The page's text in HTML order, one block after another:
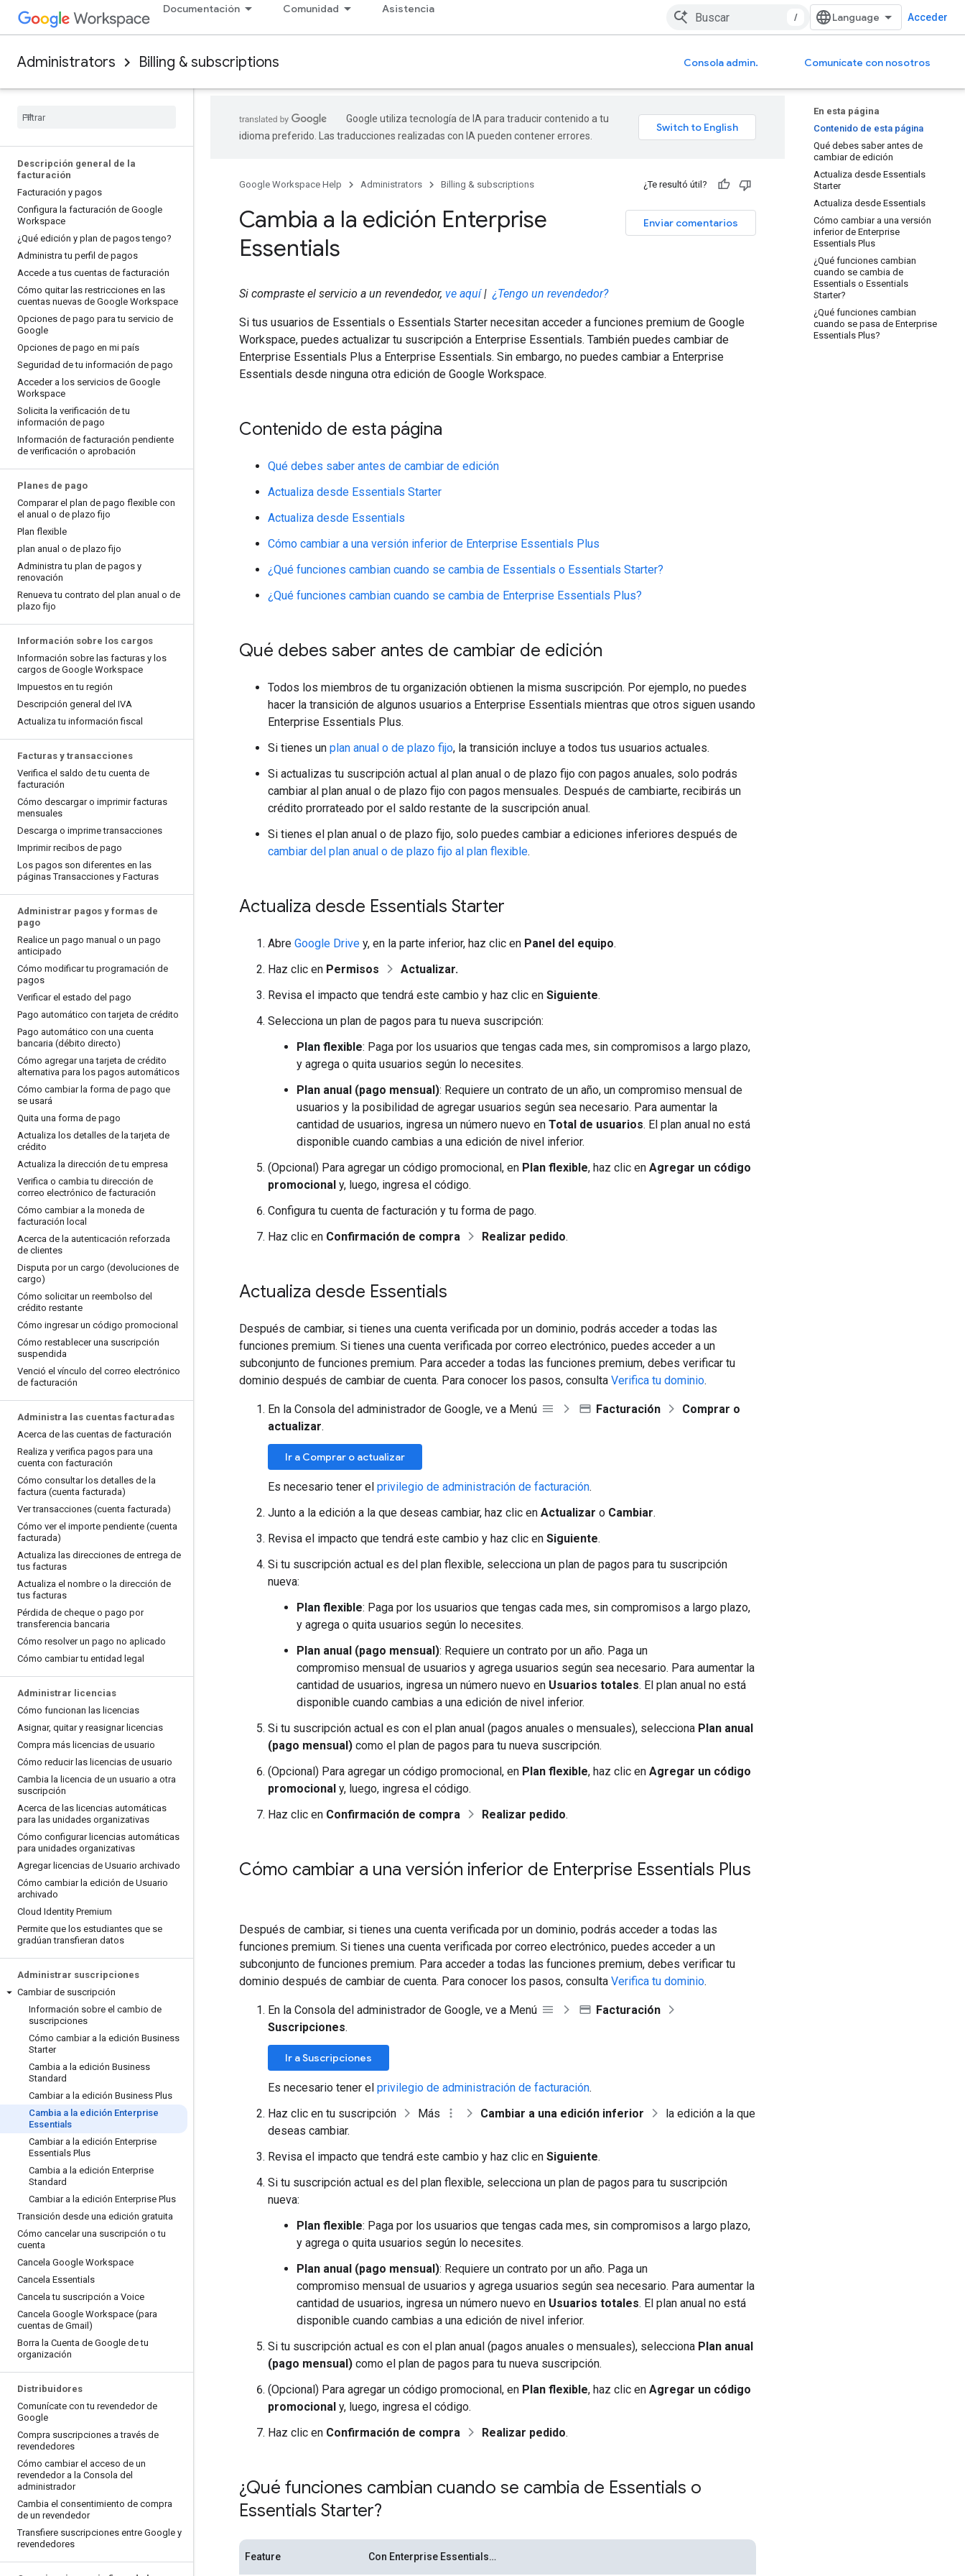
Documentación Comunidad Asistencia
/ Acceder
Administrators Billing & subscriptions Consola admin. Comunícate con nosotros
Descripción general de la
facturación
Facturación y pagos
Configura la facturación de Google
Workspace
¿Qué edición y plan de pagos tengo?
Administra tu perfil de pagos
Accede a tus cuentas de facturación
Cómo quitar las restricciones en las
cuentas nuevas de Google Workspace
Opciones de pago para tu servicio de
Google
Opciones de pago en mi país
Seguridad de tu información de pago
Acceder a los servicios de Google
Workspace
Solicita la verificación de tu
información de pago
Información de facturación pendiente
de verificación o aprobación
Planes de pago
Comparar el plan de pago flexible con
el anual o de plazo fijo
Plan flexible
plan anual o de plazo fijo
Administra tu plan de pagos y
renovación
Renueva tu contrato del plan anual o de
plazo fijo
Información sobre los cargos
Información sobre las facturas y los
cargos de Google Workspace
Impuestos en tu región
Descripción general del IVA
Actualiza tu información fiscal
Facturas y transacciones
Verifica el saldo de tu cuenta de
facturación
Cómo descargar o imprimir facturas
mensuales
Descarga o imprime transacciones
Imprimir recibos de pago
Los pagos son diferentes en las
páginas Transacciones y Facturas
Administrar pagos y formas de
pago
Realice un pago manual o un pago
anticipado
Cómo modificar tu programación de
pagos
Verificar el estado del pago
Pago automático con tarjeta de crédito
Pago automático con una cuenta
bancaria (débito directo)
Cómo agregar una tarjeta de crédito
alternativa para los pagos automáticos
Cómo cambiar la forma de pago que
se usará
Quita una forma de pago
Actualiza los detalles de la tarjeta de
crédito
Actualiza la dirección de tu empresa
Verifica o cambia tu dirección de
correo electrónico de facturación
Cómo cambiar a la moneda de
facturación local
Acerca de la autenticación reforzada
de clientes
Disputa por un cargo (devoluciones de
cargo)
Cómo solicitar un reembolso del
crédito restante
Cómo ingresar un código promocional
Cómo restablecer una suscripción
suspendida
Venció el vínculo del correo electrónico
de facturación
Administra las cuentas facturadas
Acerca de las cuentas de facturación
Realiza y verifica pagos para una
cuenta con facturación
Cómo consultar los detalles de la
factura (cuenta facturada)
Ver transacciones (cuenta facturada)
Cómo ver el importe pendiente (cuenta
facturada)
Actualiza las direcciones de entrega de
tus facturas
Actualiza el nombre o la dirección de
tus facturas
Pérdida de cheque o pago por
transferencia bancaria
Cómo resolver un pago no aplicado
Cómo cambiar tu entidad legal
Administrar licencias
Cómo funcionan las licencias
Asignar, quitar y reasignar licencias
Compra más licencias de usuario
Cómo reducir las licencias de usuario
Cambia la licencia de un usuario a otra
suscripción
Acerca de las licencias automáticas
para las unidades organizativas
Cómo configurar licencias automáticas
para unidades organizativas
Agregar licencias de Usuario archivado
Cómo cambiar la edición de Usuario
archivado
Cloud Identity Premium
Permite que los estudiantes que se
gradúan transfieran datos
Administrar suscripciones
Cambiar de suscripción
Información sobre el cambio de
suscripciones
Cómo cambiar a la edición Business
Starter
Cambia a la edición Business
Standard
Cambiar a la edición Business Plus
Cambia a la edición Enterprise
Essentials
Cambiar a la edición Enterprise
Essentials Plus
Cambia a la edición Enterprise
Standard
Cambiar a la edición Enterprise Plus
Transición desde una edición gratuita
Cómo cancelar una suscripción o tu
cuenta
Cancela Google Workspace
Cancela Essentials
Cancela tu suscripción a Voice
Cancela Google Workspace (para
cuentas de Gmail)
Borra la Cuenta de Google de tu
organización
Distribuidores
Comunícate con tu revendedor de
Google
Compra suscripciones a través de
revendedores
Cómo cambiar el acceso de un
revendedor a la Consola del
administrador
Cambia el consentimiento de compra
de un revendedor
Transfiere suscripciones entre Google y
revendedores
En esta página
Contenido de esta página
Qué debes saber antes de
cambiar de edición
Actualiza desde Essentials
Starter
Actualiza desde Essentials
Cómo cambiar a una versión
inferior de Enterprise
Essentials Plus
¿Qué funciones cambian
cuando se cambia de
Essentials o Essentials
Starter?
¿Qué funciones cambian
cuando se pasa de Enterprise
Essentials Plus?
Google utiliza tecnología de IA para traducir contenido a tu
idioma preferido. Las traducciones realizadas con IA pueden contener errores.
Google Workspace Help Administrators Billing & subscriptions ¿Te resultó útil?
Enviar comentarios
Cambia a la edición Enterprise
Essentials
Si compraste el servicio a un revendedor, ve aquí|¿Tengo un revendedor?
Si tus usuarios de Essentials o Essentials Starter necesitan acceder a funciones premium de Google
Workspace, puedes actualizar tu suscripción a Enterprise Essentials. También puedes cambiar de
Enterprise Essentials Plus a Enterprise Essentials. Sin embargo, no puedes cambiar a Enterprise
Essentials desde ninguna otra edición de Google Workspace.
Contenido de esta página
Qué debes saber antes de cambiar de edición
Actualiza desde Essentials Starter
Actualiza desde Essentials
Cómo cambiar a una versión inferior de Enterprise Essentials Plus
¿Qué funciones cambian cuando se cambia de Essentials o Essentials Starter?
¿Qué funciones cambian cuando se cambia de Enterprise Essentials Plus?
Qué debes saber antes de cambiar de edición
Todos los miembros de tu organización obtienen la misma suscripción. Por ejemplo, no puedes
hacer la transición de algunos usuarios a Enterprise Essentials mientras que otros siguen usando
Enterprise Essentials Plus.
Si tienes un plan anual o de plazo fijo, la transición incluye a todos tus usuarios actuales.
Si actualizas tu suscripción actual al plan anual o de plazo fijo con pagos anuales, solo podrás
cambiar al plan anual o de plazo fijo con pagos mensuales. Después de cambiarte, recibirás un
crédito prorrateado por el saldo restante de la suscripción anual.
Si tienes el plan anual o de plazo fijo, solo puedes cambiar a ediciones inferiores después de
cambiar del plan anual o de plazo fijo al plan flexible.
Actualiza desde Essentials Starter
Abre Google Drive y, en la parte inferior, haz clic en Panel del equipo.
Haz clic en Permisos
Actualizar.
Revisa el impacto que tendrá este cambio y haz clic en Siguiente.
Selecciona un plan de pagos para tu nueva suscripción:
Plan flexible: Paga por los usuarios que tengas cada mes, sin compromisos a largo plazo,
y agrega o quita usuarios según lo necesites.
Plan anual (pago mensual): Requiere un contrato de un año, un compromiso mensual de
usuarios y la posibilidad de agregar usuarios según sea necesario. Para aumentar la
cantidad de usuarios, ingresa un número nuevo en Total de usuarios. El plan anual no está
disponible cuando cambias a una edición de nivel inferior.
(Opcional) Para agregar un código promocional, en Plan flexible, haz clic en Agregar un código
promocional y, luego, ingresa el código.
Configura tu cuenta de facturación y tu forma de pago.
Haz clic en Confirmación de compra Realizar pedido.
Actualiza desde Essentials
Después de cambiar, si tienes una cuenta verificada por un dominio, podrás acceder a todas las
funciones premium. Si tienes una cuenta verificada por correo electrónico, puedes acceder a un
subconjunto de funciones premium. Para acceder a todas las funciones premium, debes verificar tu
dominio después de cambiar de cuenta. Para conocer los pasos, consulta Verifica tu dominio.
En la Consola del administrador de Google, ve a Menú Facturación
Comprar o
actualizar.
Ir a Comprar o actualizar
Es necesario tener el privilegio de administración de facturación.
Junto a la edición a la que deseas cambiar, haz clic en Actualizar o Cambiar.
Revisa el impacto que tendrá este cambio y haz clic en Siguiente.
Si tu suscripción actual es del plan flexible, selecciona un plan de pagos para tu suscripción
nueva:
Plan flexible: Paga por los usuarios que tengas cada mes, sin compromisos a largo plazo,
y agrega o quita usuarios según lo necesites.
Plan anual (pago mensual): Requiere un contrato por un año. Paga un
compromiso mensual de usuarios y agrega usuarios según sea necesario. Para aumentar la
cantidad de usuarios, ingresa un número nuevo en Usuarios totales. El plan anual no está
disponible cuando cambias a una edición de nivel inferior.
Si tu suscripción actual es con el plan anual (pagos anuales o mensuales), selecciona Plan anual
(pago mensual) como el plan de pagos para tu nueva suscripción.
(Opcional) Para agregar un código promocional, en Plan flexible, haz clic en Agregar un código
promocional y, luego, ingresa el código.
Haz clic en Confirmación de compra Realizar pedido.
Cómo cambiar a una versión inferior de Enterprise Essentials Plus
Después de cambiar, si tienes una cuenta verificada por un dominio, podrás acceder a todas las
funciones premium. Si tienes una cuenta verificada por correo electrónico, puedes acceder a un
subconjunto de funciones premium. Para acceder a todas las funciones premium, debes verificar tu
dominio después de cambiar de cuenta. Para conocer los pasos, consulta Verifica tu dominio.
En la Consola del administrador de Google, ve a Menú
Facturación
Suscripciones.
Ir a Suscripciones
Es necesario tener el privilegio de administración de facturación.
Haz clic en tu suscripción
Más Cambiar a una edición inferior
la edición a la que
deseas cambiar.
Revisa el impacto que tendrá este cambio y haz clic en Siguiente.
Si tu suscripción actual es del plan flexible, selecciona un plan de pagos para tu suscripción
nueva:
Plan flexible: Paga por los usuarios que tengas cada mes, sin compromisos a largo plazo,
y agrega o quita usuarios según lo necesites.
Plan anual (pago mensual): Requiere un contrato por un año. Paga un
compromiso mensual de usuarios y agrega usuarios según sea necesario. Para aumentar la
cantidad de usuarios, ingresa un número nuevo en Usuarios totales. El plan anual no está
disponible cuando cambias a una edición de nivel inferior.
Si tu suscripción actual es con el plan anual (pagos anuales o mensuales), selecciona Plan anual
(pago mensual) como el plan de pagos para tu nueva suscripción.
(Opcional) Para agregar un código promocional, en Plan flexible, haz clic en Agregar un código
promocional y, luego, ingresa el código.
Haz clic en Confirmación de compra Realizar pedido.
¿Qué funciones cambian cuando se cambia de Essentials o
Essentials Starter?
Feature Con Enterprise Essentials…